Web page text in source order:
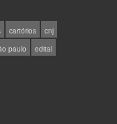
cartórios
cnj
paulo
edital